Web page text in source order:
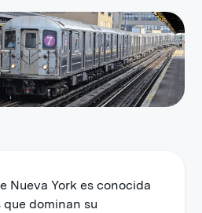
Nueva York es conocida
dominan su